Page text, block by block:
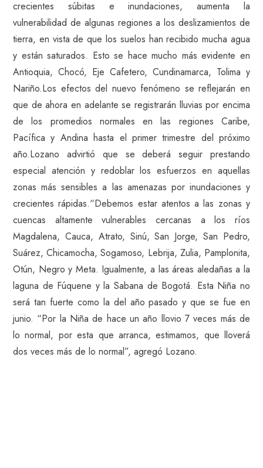
crecientes súbitas e inundaciones, aumenta la
vulnerabilidad de algunas regiones a los deslizamientos de
tierra, en vista de que los suelos han recibido mucha agua
y están saturados. Esto se hace mucho más evidente en
Antioquia, Chocó, Eje Cafetero, Cundinamarca, Tolima y
Nariño.Los efectos del nuevo fenómeno se reflejarán en
que de ahora en adelante se registrarán lluvias por encima
de los promedios normales en las regiones Caribe,
Pacífica y Andina hasta el primer trimestre del próximo
año.Lozano advirtió que se deberá seguir prestando
especial atención y redoblar los esfuerzos en aquellas
zonas más sensibles a las amenazas por inundaciones y
crecientes rápidas.“Debemos estar atentos a las zonas y
cuencas altamente vulnerables cercanas a los ríos
Magdalena, Cauca, Atrato, Sinú, San Jorge, San Pedro,
Suárez, Chicamocha, Sogamoso, Lebrija, Zulia, Pamplonita,
Otún, Negro y Meta. Igualmente, a las áreas aledañas a la
laguna de Fúquene y la Sabana de Bogotá. Esta Niña no
será tan fuerte como la del año pasado y que se fue en
junio. “Por la Niña de hace un año llovio 7 veces más de
lo normal, por esta que arranca, estimamos, que lloverá
dos veces más de lo normal”, agregó Lozano.